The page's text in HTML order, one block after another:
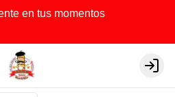
en tus momentos
Login